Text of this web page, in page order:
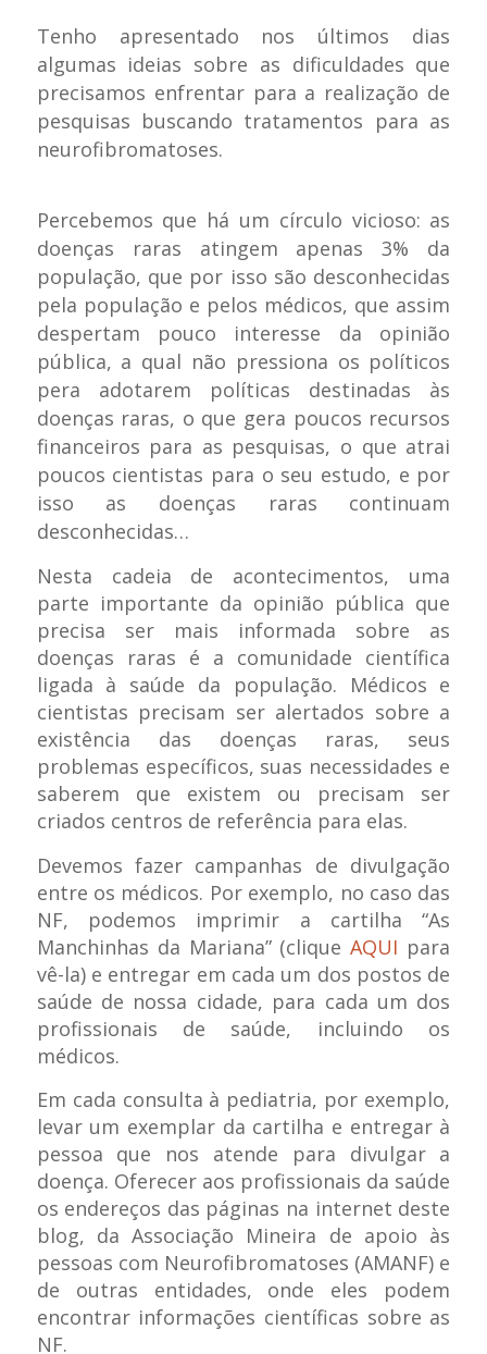
Tenho apresentado nos últimos dias
algumas ideias sobre as dificuldades que
precisamos enfrentar para a realização de
pesquisas buscando tratamentos para as
neurofibromatoses.
Percebemos que há um círculo vicioso: as
doenças raras atingem apenas 3% da
população, que por isso são desconhecidas
pela população e pelos médicos, que assim
despertam pouco interesse da opinião
pública, a qual não pressiona os políticos
pera adotarem políticas destinadas às
doenças raras, o que gera poucos recursos
financeiros para as pesquisas, o que atrai
poucos cientistas para o seu estudo, e por
isso as doenças raras continuam
desconhecidas…
Nesta cadeia de acontecimentos, uma
parte importante da opinião pública que
precisa ser mais informada sobre as
doenças raras é a comunidade científica
ligada à saúde da população. Médicos e
cientistas precisam ser alertados sobre a
existência das doenças raras, seus
problemas específicos, suas necessidades e
saberem que existem ou precisam ser
criados centros de referência para elas.
Devemos fazer campanhas de divulgação
entre os médicos. Por exemplo, no caso das
NF, podemos imprimir a cartilha “As
Manchinhas da Mariana” (cliqueAQUI para
vê-la) e entregar em cada um dos postos de
saúde de nossa cidade, para cada um dos
profissionais de saúde, incluindo os
médicos.
Em cada consulta à pediatria, por exemplo,
levar um exemplar da cartilha e entregar à
pessoa que nos atende para divulgar a
doença. Oferecer aos profissionais da saúde
os endereços das páginas na internet deste
blog, da Associação Mineira de apoio às
pessoas com Neurofibromatoses (AMANF) e
de outras entidades, onde eles podem
encontrar informações científicas sobre as
NF.